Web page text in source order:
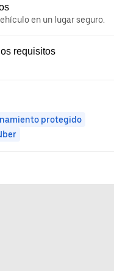
en un lugar seguro.
requisitos
protegido